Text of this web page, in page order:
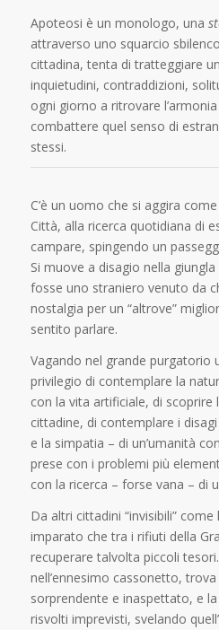
Apoteosi è un monologo, una
attraverso uno squarcio
cittadina, tenta di tratteggiare
inquietudini, contraddizioni,
ogni giorno a ritrovare
combattere quel senso di
stessi.
C’è un uomo che si aggira
Città, alla ricerca quotidiana di
campare, spingendo un
Si muove a disagio nella
fosse uno straniero venuto da
nostalgia per un “altrove”
sentito parlare.
Vagando nel grande purgatorio
privilegio di contemplare la
con la vita artificiale, di scoprire
cittadine, di contemplare i
e la simpatia – di un’umanità
prese con i problemi più
con la ricerca – forse vana – di
Da altri cittadini “invisibili” come
imparato che tra i rifiuti della
recuperare talvolta piccoli
nell’ennesimo cassonetto,
sorprendente e inaspettato, e
risvolti imprevisti, svelando